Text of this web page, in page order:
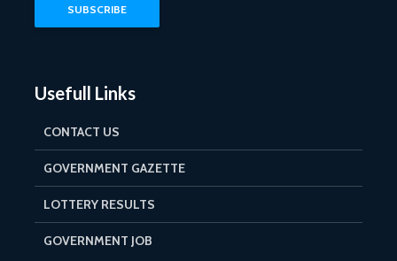
Usefull Links
CONTACT US
GOVERNMENT GAZETTE
LOTTERY RESULTS
GOVERNMENT JOB